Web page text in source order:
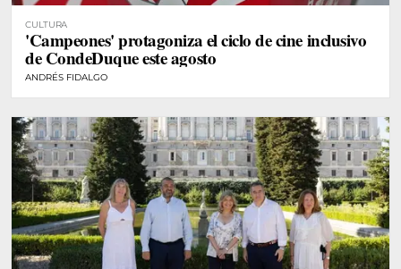
CULTURA
'Campeones' protagoniza el ciclo de cine inclusivo
de CondeDuque este agosto
ANDRÉS FIDALGO